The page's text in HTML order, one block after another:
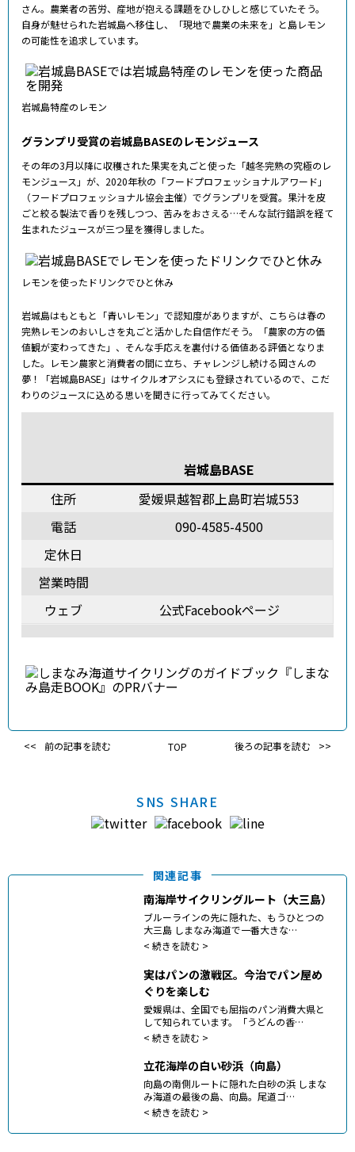
さん。農業者の苦労、産地が抱える課題をひしひしと感じていたそう。
自身が魅せられた岩城島へ移住し、「現地で農業の未来を」と島レモン
の可能性を追求しています。
岩城島特産のレモン
グランプリ受賞の岩城島BASEのレモンジュース
その年の3月以降に収穫された果実を丸ごと使った「越冬完熟の究極のレ
モンジュース」が、2020年秋の「フードプロフェッショナルアワード」
（フードプロフェッショナル協会主催）でグランプリを受賞。果汁を皮
ごと絞る製法で香りを残しつつ、苦みをおさえる…そんな試行錯誤を経て
生まれたジュースが三つ星を獲得しました。
レモンを使ったドリンクでひと休み
岩城島はもともと「青いレモン」で認知度がありますが、こちらは春の
完熟レモンのおいしさを丸ごと活かした自信作だそう。「農家の方の価
値観が変わってきた」、そんな手応えを裏付ける価値ある評価となりま
した。レモン農家と消費者の間に立ち、チャレンジし続ける岡さんの
夢！「岩城島BASE」はサイクルオアシスにも登録されているので、こだ
わりのジュースに込める思いを聞きに行ってみてください。
岩城島BASE
住所
愛媛県越智郡上島町岩城553
電話
090-4585-4500
定休日
営業時間
ウェブ
公式Facebookページ
TOP
前の記事を読む 後ろの記事を読む
SNS SHARE
関連記事
南海岸サイクリングルート（大三島）
ブルーラインの先に隠れた、もうひとつの
大三島 しまなみ海道で一番大きな…
< 続きを読む >
実はパンの激戦区。今治でパン屋め
ぐりを楽しむ
愛媛県は、全国でも屈指のパン消費大県と
して知られています。「うどんの香…
< 続きを読む >
立花海岸の白い砂浜（向島）
向島の南側ルートに隠れた白砂の浜 しまな
み海道の最後の島、向島。尾道ゴ…
< 続きを読む >